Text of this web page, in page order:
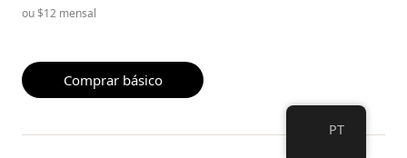
ou $12 mensal
Comprar básico
PT